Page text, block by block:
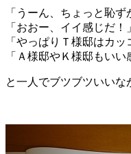
「うーん、ちょっと恥ず
「おおー、イイ感じだ！」
「やっぱりＴ様邸はカッ
「Ａ様邸やＫ様邸もい
と一人でブツブツいいな